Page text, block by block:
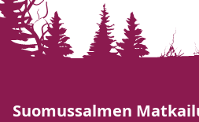
Suomussalmen